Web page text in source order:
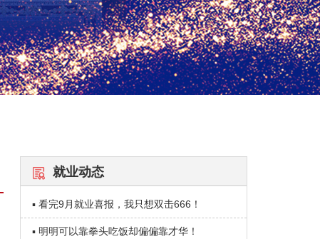
就业动态
▪ 看完9月就业喜报，我只想双击666！
▪ 明明可以靠拳头吃饭却偏偏靠才华！